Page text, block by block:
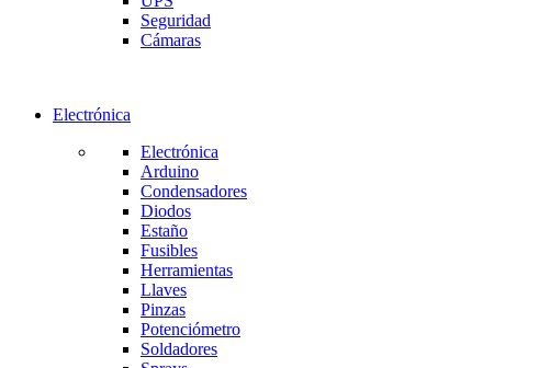
Seguridad
Cámaras
Electrónica
Electrónica
Arduino
Condensadores
Diodos
Estaño
Fusibles
Herramientas
Llaves
Pinzas
Potenciómetro
Soldadores